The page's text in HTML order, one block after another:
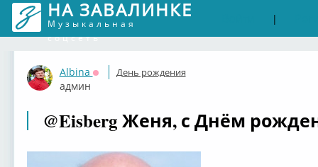
НА ЗАВАЛИНКЕ
Музыкальная
соцсеть
|
Albina
Оффлайн
админ
День рождения
@Eisberg Женя, с Днём